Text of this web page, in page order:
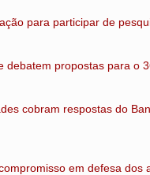
para participar de
debatem propostas para o
cobram respostas do
em defesa dos